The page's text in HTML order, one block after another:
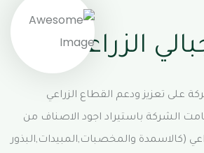
الزراعية
على تعزيز ودعم القطاع الزراعي
الشركة باستيراد اجود الاصناف من
(كالاسمدة والمخصبات,المبيدات,البذور